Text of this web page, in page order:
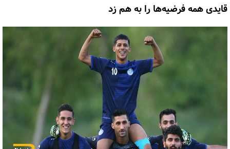
قایدی همه فرضیه‌ها را به هم زد